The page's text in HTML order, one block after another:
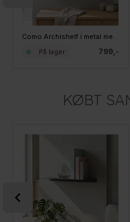
Como Archishelf i metal med 2 lag - 60 CM - Hvid
799,-
På lager
KØBT